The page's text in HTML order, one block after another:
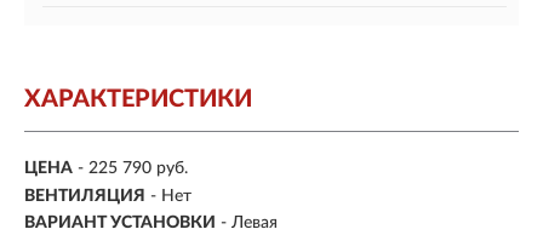
ХАРАКТЕРИСТИКИ
ЦЕНА - 225 790 руб.
ВЕНТИЛЯЦИЯ - Нет
ВАРИАНТ УСТАНОВКИ - Левая